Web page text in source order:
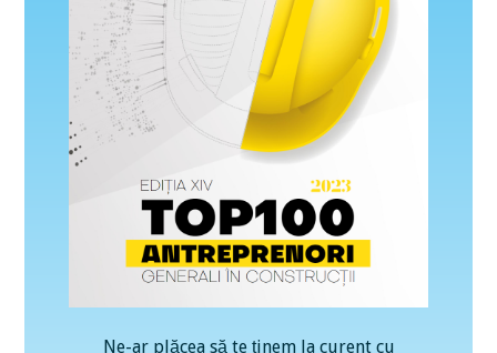
Ne-ar plăcea să te ținem la curent cu